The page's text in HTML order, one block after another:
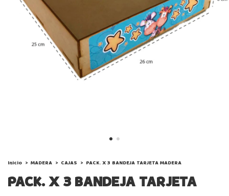
Inicio > MADERA > CAJAS > PACK. X 3 BANDEJA TARJETA MADERA
PACK. X 3 BANDEJA TARJETA